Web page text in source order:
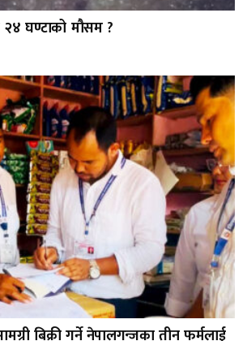
घण्टाको मौसम ?
बिक्री गर्ने नेपालगन्जका तीन फर्मलाई